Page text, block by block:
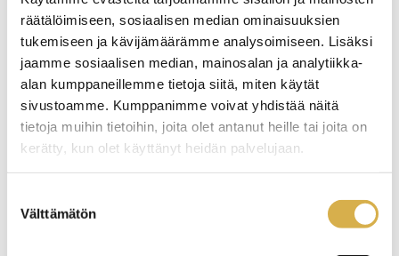
räätälöimiseen, sosiaalisen median ominaisuuksien
tukemiseen ja kävijämäärämme analysoimiseen. Lisäksi
jaamme sosiaalisen median, mainosalan ja analytiikka-
alan kumppaneillemme tietoja siitä, miten käytät
sivustoamme. Kumppanimme voivat yhdistää näitä
tietoja muihin tietoihin, joita olet antanut heille tai joita on
kerätty, kun olet käyttänyt heidän palvelujaan.
valinta
Välttämätön
Päivi Koponen
Laatupäällikkö
Careeria